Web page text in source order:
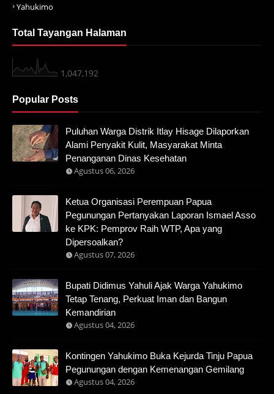
Yahukimo
Total Tayangan Halaman
1,047,192
Popular Posts
Puluhan Warga Distrik Itlay Hisage Dilaporkan
Alami Penyakit Kulit, Masyarakat Minta
Penanganan Dinas Kesehatan
Agustus 06, 2026
Ketua Organisasi Perempuan Papua
Pegunungan Pertanyakan Laporan Ismael Asso
ke KPK: Pemprov Raih WTP, Apa yang
Dipersoalkan?
Agustus 07, 2026
Bupati Didimus Yahuli Ajak Warga Yahukimo
Tetap Tenang, Perkuat Iman dan Bangun
Kemandirian
Agustus 04, 2026
Kontingen Yahukimo Buka Kejurda Tinju Papua
Pegunungan dengan Kemenangan Gemilang
Agustus 04, 2026